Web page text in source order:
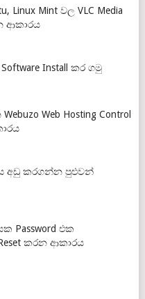
Linux Mint වල VLC Media
ආකාරය
Install කර ගමු
Web Hosting Control
අඩු කරගන්න පුළුවන්
Password එක
කරන ආකාරය